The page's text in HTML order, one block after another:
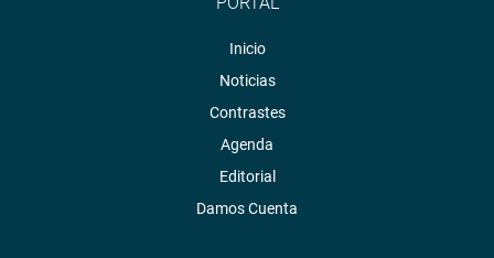
Inicio
Noticias
Contrastes
Agenda
Editorial
Damos Cuenta